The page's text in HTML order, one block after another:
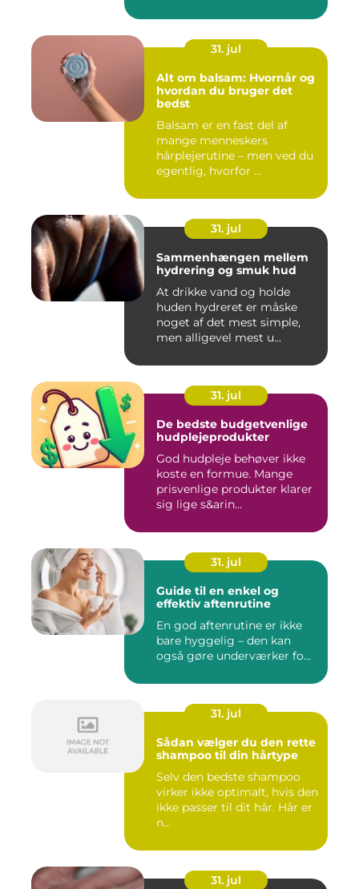
31. jul
Alt om balsam: Hvornår og
hvordan du bruger det
bedst
Balsam er en fast del af
mange menneskers
hårplejerutine – men ved du
egentlig, hvorfor ...
31. jul
Sammenhængen mellem
hydrering og smuk hud
At drikke vand og holde
huden hydreret er måske
noget af det mest simple,
men alligevel mest u...
31. jul
De bedste budgetvenlige
hudplejeprodukter
God hudpleje behøver ikke
koste en formue. Mange
prisvenlige produkter klarer
sig lige s&arin...
31. jul
Guide til en enkel og
effektiv aftenrutine
En god aftenrutine er ikke
bare hyggelig – den kan
også gøre underværker fo...
31. jul
Sådan vælger du den rette
shampoo til din hårtype
Selv den bedste shampoo
virker ikke optimalt, hvis den
ikke passer til dit hår. Hår er
n...
31. jul